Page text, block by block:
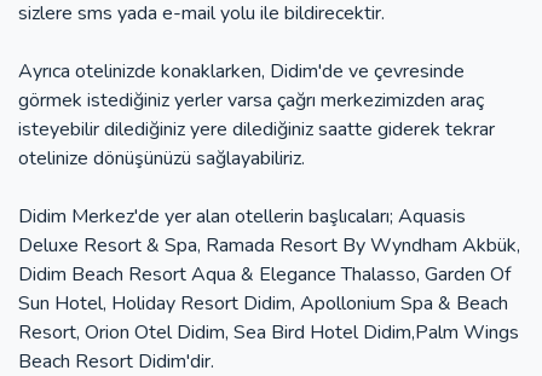
sizlere sms yada e-mail yolu ile bildirecektir.
Ayrıca otelinizde konaklarken, Didim'de ve çevresinde
görmek istediğiniz yerler varsa çağrı merkezimizden araç
isteyebilir dilediğiniz yere dilediğiniz saatte giderek tekrar
otelinize dönüşünüzü sağlayabiliriz.
Didim Merkez'de yer alan otellerin başlıcaları; Aquasis
Deluxe Resort & Spa, Ramada Resort By Wyndham Akbük,
Didim Beach Resort Aqua & Elegance Thalasso, Garden Of
Sun Hotel, Holiday Resort Didim, Apollonium Spa & Beach
Resort, Orion Otel Didim, Sea Bird Hotel Didim,Palm Wings
Beach Resort Didim'dir.